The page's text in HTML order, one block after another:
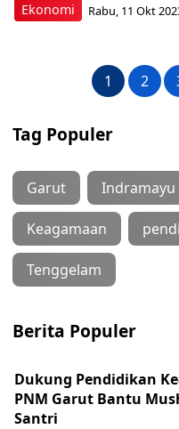
Ekonomi Rabu, 11 Okt
1 2
Tag Populer
Garut Indramayu
Keagamaan
Tenggelam
Berita Populer
Dukung Pendidikan
PNM Garut Bantu
Santri